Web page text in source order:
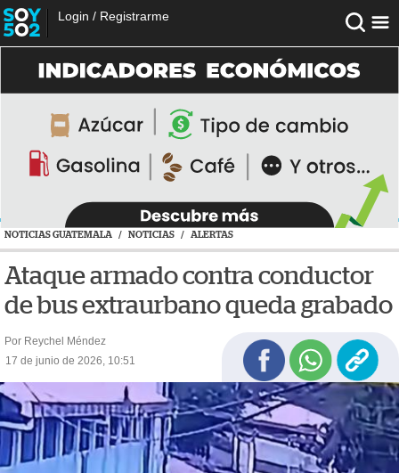
Login / Registrarme
NOTICIAS GUATEMALA / NOTICIAS / ALERTAS
Ataque armado contra conductor
de bus extraurbano queda grabado
Por Reychel Méndez
17 de junio de 2026, 10:51